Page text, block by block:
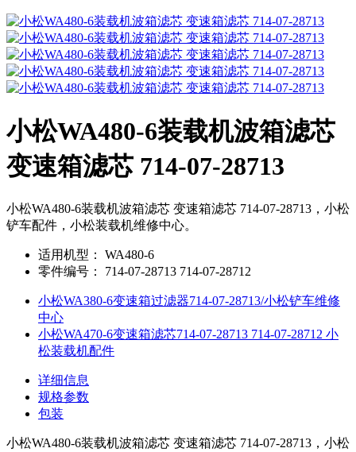
小松WA480-6装载机波箱滤芯
变速箱滤芯 714-07-28713
小松WA480-6装载机波箱滤芯 变速箱滤芯 714-07-28713，小松
铲车配件，小松装载机维修中心。
适用机型：
WA480-6
零件编号：
714-07-28713 714-07-28712
小松WA380-6变速箱过滤器714-07-28713/小松铲车维修
中心
小松WA470-6变速箱滤芯714-07-28713 714-07-28712 小
松装载机配件
详细信息
规格参数
包装
小松WA480-6装载机波箱滤芯 变速箱滤芯 714-07-28713，小松